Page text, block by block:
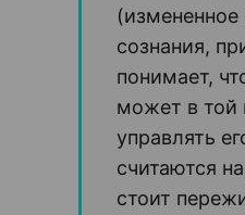
(измененное
сознания,
понимает,
может в той
управлять
считаются
стоит